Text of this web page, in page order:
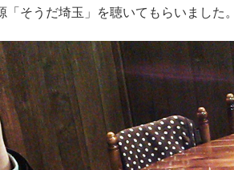
そうだ埼玉」を聴いてもらいました。